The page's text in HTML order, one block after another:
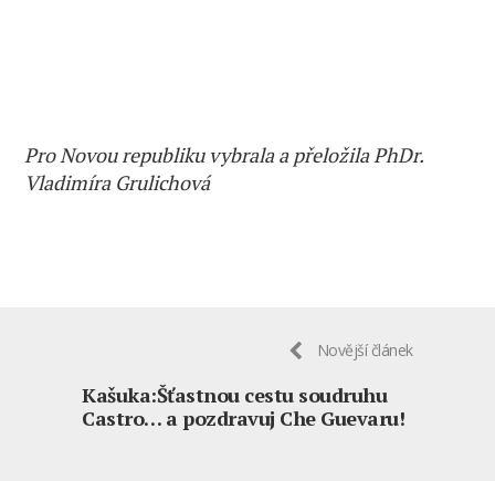
Pro Novou republiku vybrala a přeložila PhDr.
Vladimíra Grulichová
Novější článek
Kašuka:Šťastnou cestu soudruhu
Castro… a pozdravuj Che Guevaru!